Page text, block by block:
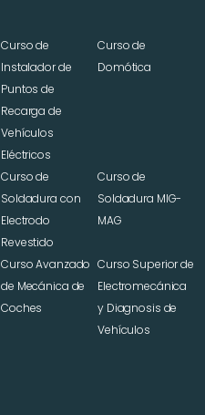
Curso de
Instalador de
Puntos de
Recarga de
Vehículos
Eléctricos
Curso de
Domótica
Curso de
Soldadura con
Electrodo
Revestido
Curso de
Soldadura MIG-
MAG
Curso Avanzado
de Mecánica de
Coches
Curso Superior de
Electromecánica
y Diagnosis de
Vehículos